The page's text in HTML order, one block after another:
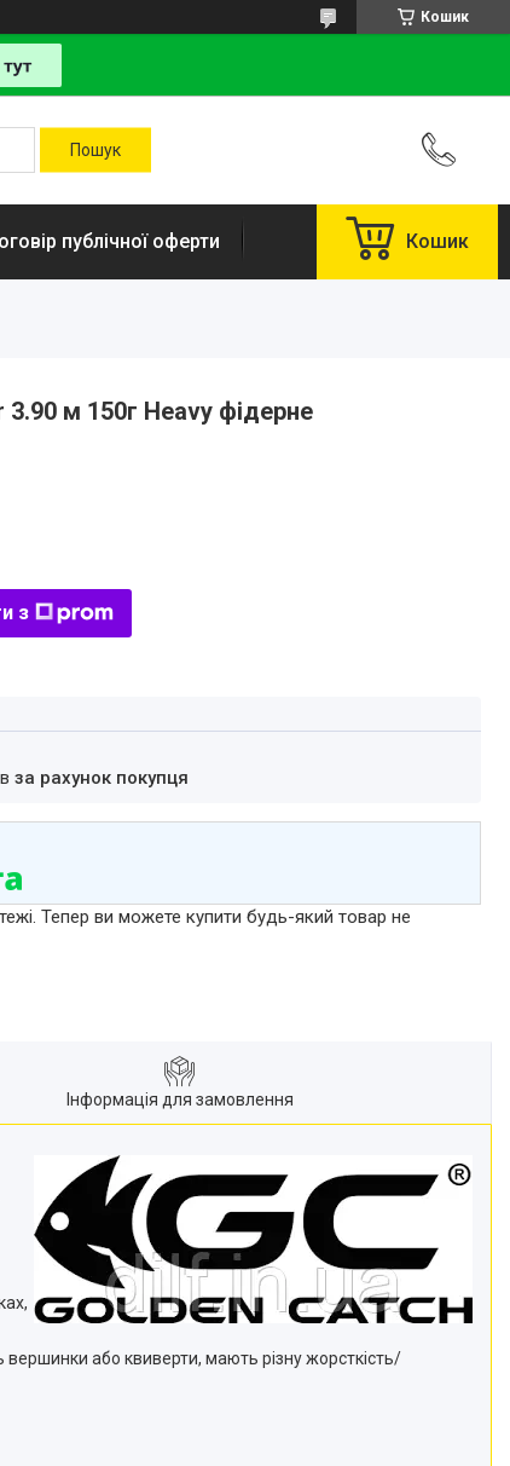
Кошик
публічної оферти Кошик
м 150г Heavy фідерне
з
за рахунок покупця
Тепер ви можете купити будь-який товар не
Інформація для замовлення
або квиверти, мають різну жорсткість/